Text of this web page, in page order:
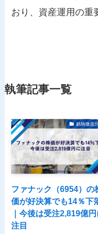
おり、資産運用の重
執筆記事一覧
銘柄徹底
ファナック（6954）の
価が好決算でも14％下
｜今後は受注2,819億円
注目